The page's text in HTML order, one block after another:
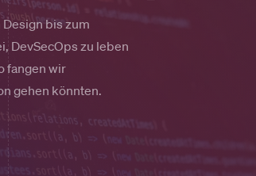
Design bis zum
DevSecOps zu leben
fangen wir
gehen könnten.